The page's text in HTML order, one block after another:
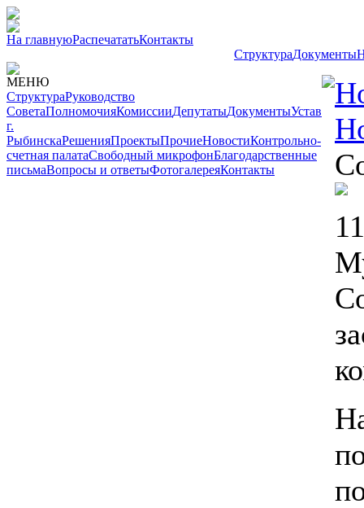
На главнуюРаспечататьКонтакты
СтруктураДокументы
МЕНЮ
СтруктураРуководство
СоветаПолномочияКомиссииДепутатыДокументыУстав
г.
РыбинскаРешенияПроектыПрочиеНовостиКонтрольно-
счетная палатаСвободный микрофонБлагодарственные
письмаВопросы и ответыФотогалереяКонтакты